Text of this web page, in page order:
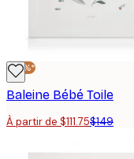
-25%*
Baleine Bébé Toile
À partir de $111.75$149